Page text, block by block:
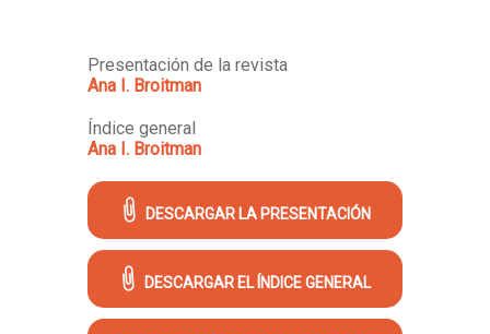
Presentación de la revista
Ana I. Broitman
Índice general
Ana I. Broitman
DESCARGAR LA PRESENTACIÓN
DESCARGAR EL ÍNDICE GENERAL